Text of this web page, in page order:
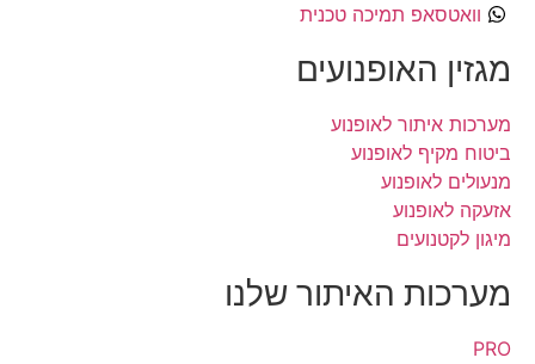
וואטסאפ תמיכה טכנית
מגזין האופנועים
מערכות איתור לאופנוע
ביטוח מקיף לאופנוע
מנעולים לאופנוע
אזעקה לאופנוע
מיגון לקטנועים
מערכות האיתור שלנו
PRO